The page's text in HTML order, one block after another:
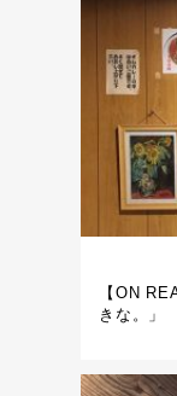
【ON
きな。」